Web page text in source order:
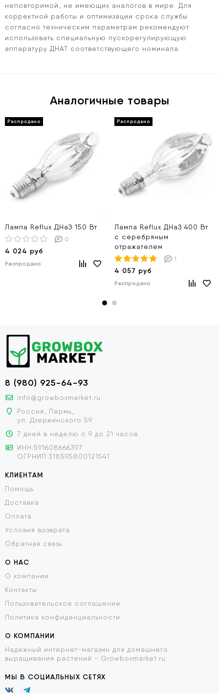
неповторимой, не имеющих аналогов в мире. Для
корректной работы и оптимизации срока службы
согласно техническим параметрам рекомендуют
использовать специальную пускорегулирующую
аппаратуру ДНАТ соответствующего номинала.
Аналогичные товары
Лампа Reflux ДНаЗ 150 Вт
0
4 024 руб
Распродано
Лампа Reflux ДНаЗ 400 Вт
с серебряным
отражателем
1
4 057 руб
Распродано
8 (980) 925-64-93
info@growboxmarket.ru
Россия, Пермь,
ул. Дзержинского 59
7 дней в неделю с 9 до 21 часов
ИНН:591608666397
ОГРНИП:318595800121541
КЛИЕНТАМ
Помощь
Доставка
Оплата
Условия возврата
Обратная связь
О НАС
О компании
Контакты
Пользовательское соглашение
Политика конфиденциальности
О КОМПАНИИ
Надежный интернет-магазин для домашнего
выращивания растений - Growboxmarket.ru
МЫ В СОЦИАЛЬНЫХ СЕТЯХ